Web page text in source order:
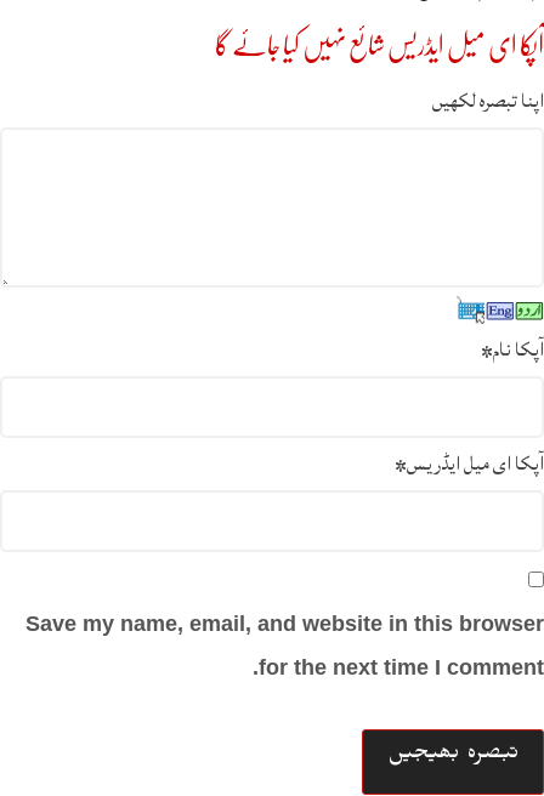
آپکا ای میل ایڈریس شائع نہیں کیا جائے گا
اپنا تبصرہ لکھیں
آپکا نام*
آپکا ای میل ایڈریس*
Save my name, email, and website in this browser
for the next time I comment.